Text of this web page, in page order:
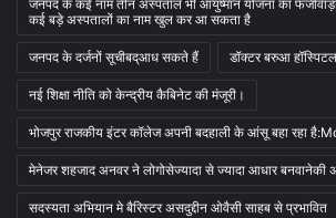
जनपद के कई नाम तीन अस्पताल भी आयुष्मान योजना का
कई बड़े अस्पतालों का नाम खुल कर आ सकता है
जनपद के दर्जनों सूचीबद्आध सकते हैं डॉक्टर बरुआ हॉस्पिटल
नई शिक्षा नीति को केन्द्रीय कैबिनेट की मंजूरी।
भोजपुर राजकीय इंटर कॉलेज अपनी बदहाली के आंसू बहा रहा
मेनेजर शहजाद अनवर ने लोगोसेज्यादा से ज्यादा आधार बनवानेकी
सदस्यता अभियान मे बैरिस्टर असदुद्दीन ओवैसी साहब से प्रभावित